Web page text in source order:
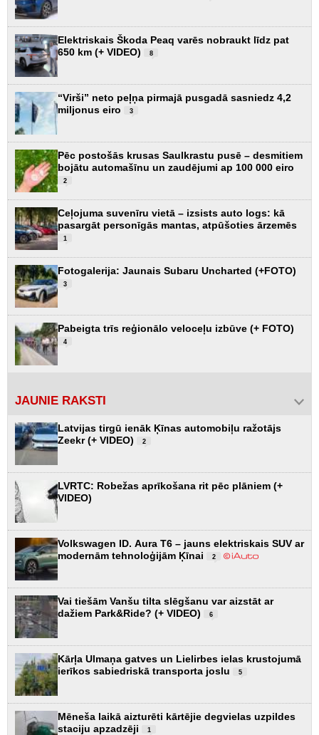
Elektriskais Škoda Peaq varēs nobraukt līdz pat
650 km (+ VIDEO)
8
“Virši” neto peļņa pirmajā pusgadā sasniedz 4,2
miljonus eiro
3
Pēc postošās krusas Saulkrastu pusē – desmitiem
bojātu automašīnu un zaudējumi ap 100 000 eiro
2
Ceļojuma suvenīru vietā – izsists auto logs: kā
pasargāt personīgās mantas, atpūšoties ārzemēs
1
Fotogalerija: Jaunais Subaru Uncharted (+FOTO)
3
Pabeigta trīs reģionālo veloceļu izbūve (+ FOTO)
4
JAUNIE RAKSTI
Latvijas tirgū ienāk Ķīnas automobiļu ražotājs
Zeekr (+ VIDEO)
2
LVRTC: Robežas aprīkošana rit pēc plāniem (+
VIDEO)
Volkswagen ID. Aura T6 – jauns elektriskais SUV ar
modernām tehnoloģijām Ķīnai
2
Vai tiešām Vanšu tilta slēgšanu var aizstāt ar
dažiem Park&Ride? (+ VIDEO)
6
Kārļa Ulmaņa gatves un Lielirbes ielas krustojumā
ierīkos sabiedriskā transporta joslu
5
Mēneša laikā aizturēti kārtējie degvielas uzpildes
staciju apzadzēji
1